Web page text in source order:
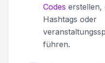
Codes erstellen,
Hashtags oder
führen.